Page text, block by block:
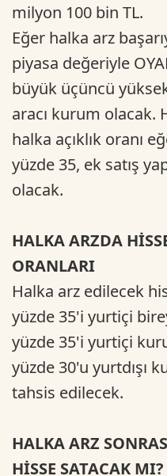
milyon 100 bin TL.
Eğer halka arz
piyasa değeriyle
büyük üçüncü
aracı kurum olacak.
halka açıklık oranı
yüzde 35, ek satış
olacak.
HALKA ARZDA
ORANLARI
Halka arz edilecek
yüzde 35'i yurtiçi
yüzde 35'i yurtiçi
yüzde 30'u yurtdışı
tahsis edilecek.
HALKA ARZ
HİSSE SATACAK MI?